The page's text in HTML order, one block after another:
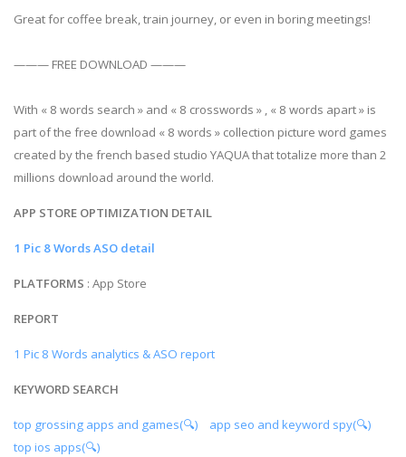
Great for coffee break, train journey, or even in boring meetings!
——— FREE DOWNLOAD ———
With « 8 words search » and « 8 crosswords » , « 8 words apart » is
part of the free download « 8 words » collection picture word games
created by the french based studio YAQUA that totalize more than 2
millions download around the world.
APP STORE OPTIMIZATION DETAIL
1 Pic 8 Words ASO detail
PLATFORMS : App Store
REPORT
1 Pic 8 Words analytics & ASO report
KEYWORD SEARCH
top grossing apps and games(🔍)
app seo and keyword spy(🔍)
top ios apps(🔍)